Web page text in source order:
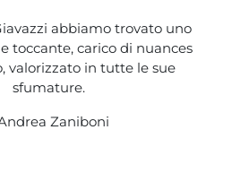
abbiamo trovato uno
toccante, carico di nuances
valorizzato in tutte le sue
sfumature.
Zaniboni